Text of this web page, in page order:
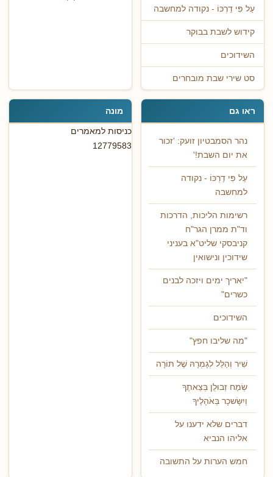
עַל פִּי דַרְכּוֹ - נקודה למחשבה
קידוש לשבת בבוקר
השידוכים
סט שירי שבת מובחרים
ראו גם
נהר הסמבטיון זועק: 'זכור
את יום השבת!'
עַל פִּי דַרְכּוֹ - נקודה
למחשבה
רשימות הליכות, הדרכות
וד"ת ממרן הגר"ח
קניבסקי שליט"א בעניני
שידוכין ונישואין
"יאריך ימים ויזכה לבנים
כשרים"
השידוכים
"מה שליבו חפץ"
שִׁיר וְהַלֵּל לְגָמְרָהּ שֶׁל תּוֹרָה
שְׂמַח זְבוּלֻן בְּצֵאתֶךָ
וְיִשָּׂשכָר בְּאֹהָלֶיךָ
דברים שלא ידענו על
אליהו הנביא
חמש הערות על התשובה
מונה
כניסות למאמרים
12779583